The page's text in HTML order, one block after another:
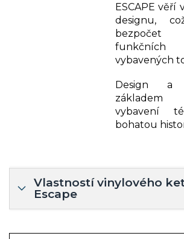
ESCAPE věří
designu,
bezpočet
vybavených
Design a
vybavení
bohatou
Vlastností vinylového
Escape